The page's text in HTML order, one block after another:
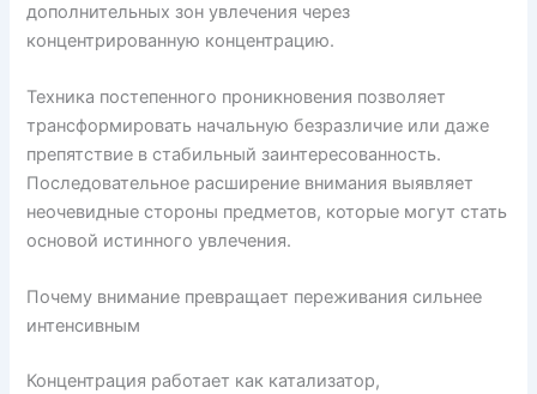
дополнительных зон увлечения через
концентрированную концентрацию.
Техника постепенного проникновения позволяет
трансформировать начальную безразличие или даже
препятствие в стабильный заинтересованность.
Последовательное расширение внимания выявляет
неочевидные стороны предметов, которые могут стать
основой истинного увлечения.
Почему внимание превращает переживания сильнее
интенсивным
Концентрация работает как катализатор,